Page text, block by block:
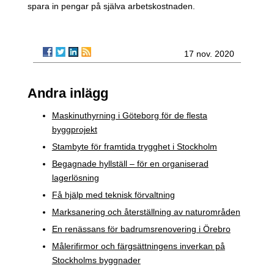
spara in pengar på själva arbetskostnaden.
17 nov. 2020
Andra inlägg
Maskinuthyrning i Göteborg för de flesta
byggprojekt
Stambyte för framtida trygghet i Stockholm
Begagnade hyllställ – för en organiserad
lagerlösning
Få hjälp med teknisk förvaltning
Marksanering och återställning av naturområden
En renässans för badrumsrenovering i Örebro
Målerifirmor och färgsättningens inverkan på
Stockholms byggnader